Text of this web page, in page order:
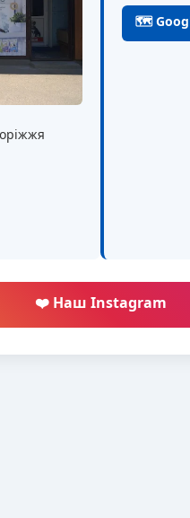
🗺
❤️ Наш Instagram